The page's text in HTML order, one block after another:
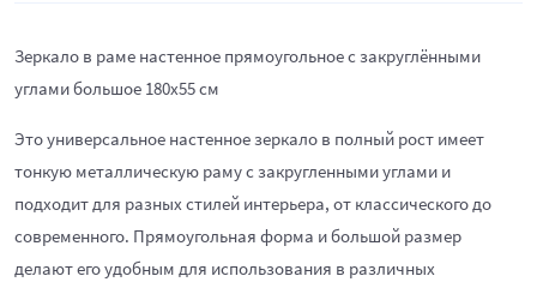
Зеркало в раме настенное прямоугольное с закруглёнными
углами большое 180х55 см
Это универсальное настенное зеркало в полный рост имеет
тонкую металлическую раму с закругленными углами и
подходит для разных стилей интерьера, от классического до
современного. Прямоугольная форма и большой размер
делают его удобным для использования в различных